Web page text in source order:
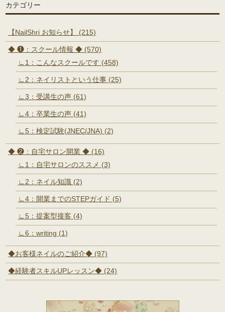
カテゴリー
【NailShri お知らせ】 (215)
◆ ❶：スクール情報 ◆ (570)
∟1：こんなスクールです (458)
∟2：ネイリストという仕事 (25)
∟3：受講生の声 (61)
∟4：卒業生の声 (41)
∟5：検定試験(JNEC/JNA) (2)
◆ ❷：自宅サロン開業 ◆ (16)
∟1：自宅サロンのススメ (3)
∟2：ネイル知識 (2)
∟4：開業までのSTEPガイド (5)
∟5：提案型接客 (4)
∟6：writing (1)
◆お客様ネイルのご紹介◆ (97)
◆経験者スキルUPレッスン◆ (24)